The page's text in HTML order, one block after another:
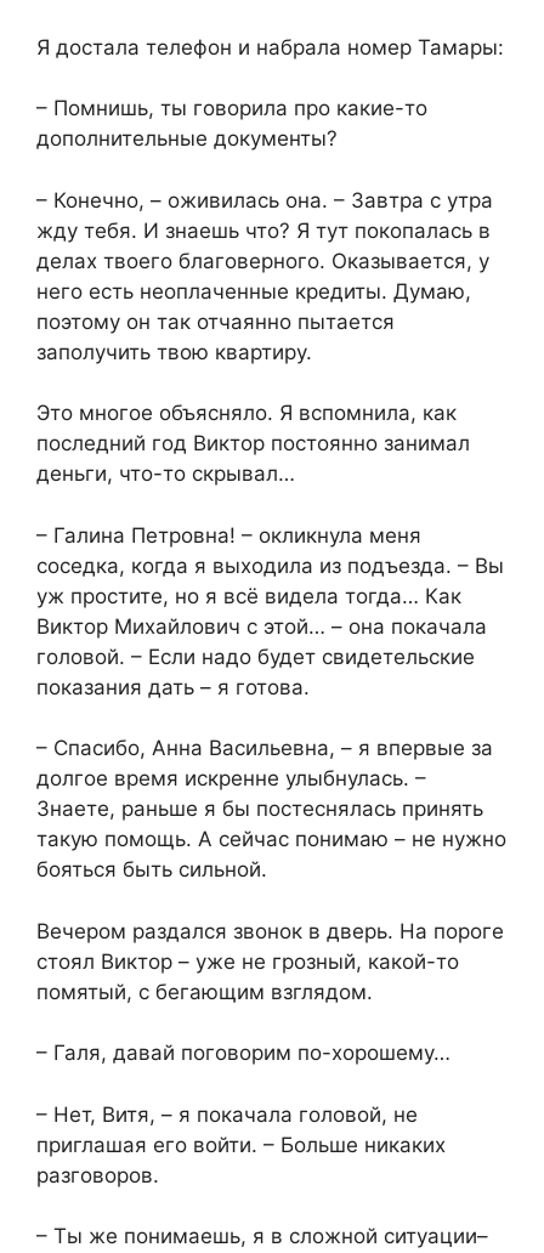
Я достала телефон и набрала номер Тамары:
– Помнишь, ты говорила про какие-то
дополнительные документы?
– Конечно, – оживилась она. – Завтра с утра
жду тебя. И знаешь что? Я тут покопалась в
делах твоего благоверного. Оказывается, у
него есть неоплаченные кредиты. Думаю,
поэтому он так отчаянно пытается
заполучить твою квартиру.
Это многое объясняло. Я вспомнила, как
последний год Виктор постоянно занимал
деньги, что-то скрывал…
– Галина Петровна! – окликнула меня
соседка, когда я выходила из подъезда. – Вы
уж простите, но я всё видела тогда… Как
Виктор Михайлович с этой… – она покачала
головой. – Если надо будет свидетельские
показания дать – я готова.
– Спасибо, Анна Васильевна, – я впервые за
долгое время искренне улыбнулась. –
Знаете, раньше я бы постеснялась принять
такую помощь. А сейчас понимаю – не нужно
бояться быть сильной.
Вечером раздался звонок в дверь. На пороге
стоял Виктор – уже не грозный, какой-то
помятый, с бегающим взглядом.
– Галя, давай поговорим по-хорошему…
– Нет, Витя, – я покачала головой, не
приглашая его войти. – Больше никаких
разговоров.
– Ты же понимаешь, я в сложной ситуации–